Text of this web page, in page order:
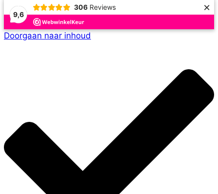
9,6
306 Reviews ×
Doorgaan naar inhoud